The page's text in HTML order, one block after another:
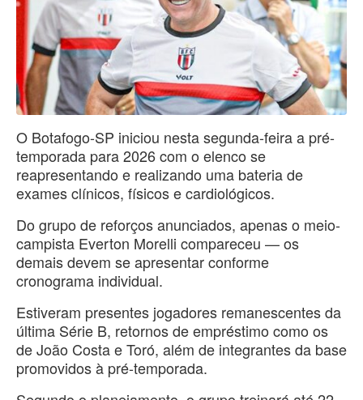
O Botafogo-SP iniciou nesta segunda-feira a pré-
temporada para 2026 com o elenco se
reapresentando e realizando uma bateria de
exames clínicos, físicos e cardiológicos.
Do grupo de reforços anunciados, apenas o meio-
campista Everton Morelli compareceu — os
demais devem se apresentar conforme
cronograma individual.
Estiveram presentes jogadores remanescentes da
última Série B, retornos de empréstimo como os
de João Costa e Toró, além de integrantes da base
promovidos à pré-temporada.